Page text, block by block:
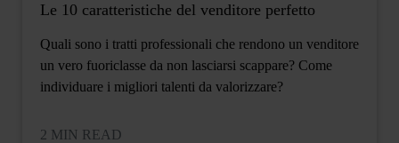
Le 10 caratteristiche del venditore perfetto
Quali sono i tratti professionali che rendono un venditore
un vero fuoriclasse da non lasciarsi scappare? Come
individuare i migliori talenti da valorizzare?
2 MIN READ